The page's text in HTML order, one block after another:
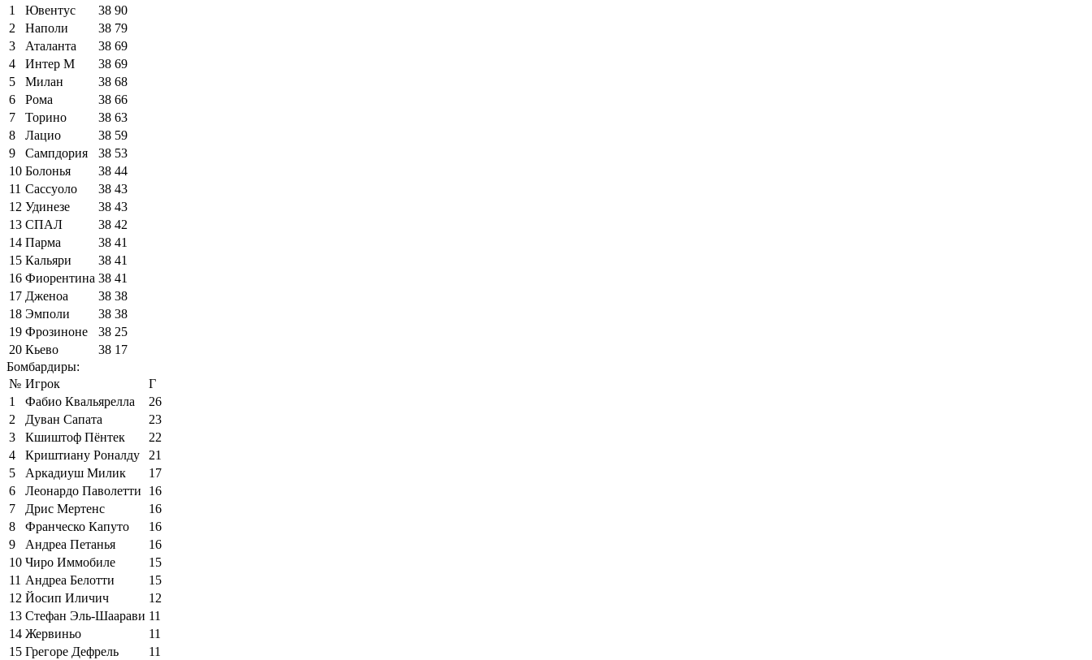
1
Ювентус 38 90
2
Наполи 38 79
3
Аталанта 38 69
4
Интер М 38 69
5
Милан 38 68
6
Рома 38 66
7
Торино 38 63
8
Лацио 38 59
9
Сампдория 38 53
10 Болонья 38 44
11 Сассуоло 38 43
12 Удинезе 38 43
13 СПАЛ 38 42
14 Парма 38 41
15 Кальяри 38 41
16 Фиорентина 38 41
17 Дженоа 38 38
18 Эмполи 38 38
19 Фрозиноне 38 25
20 Кьево 38 17
Бомбардиры:
№ Игрок
Г
1
Фабио Квальярелла
26
2
Дуван Сапата
23
3
Кшиштоф Пёнтек
22
4
Криштиану Роналду
21
5
Аркадиуш Милик
17
6
Леонардо Паволетти
16
7
Дрис Мертенс
16
8
Франческо Капуто
16
9
Андреа Петанья
16
10 Чиро Иммобиле
15
11 Андреа Белотти
15
12 Йосип Иличич
12
13 Стефан Эль-Шаарави 11
14 Жервиньо
11
15 Грегоре Дефрель
11